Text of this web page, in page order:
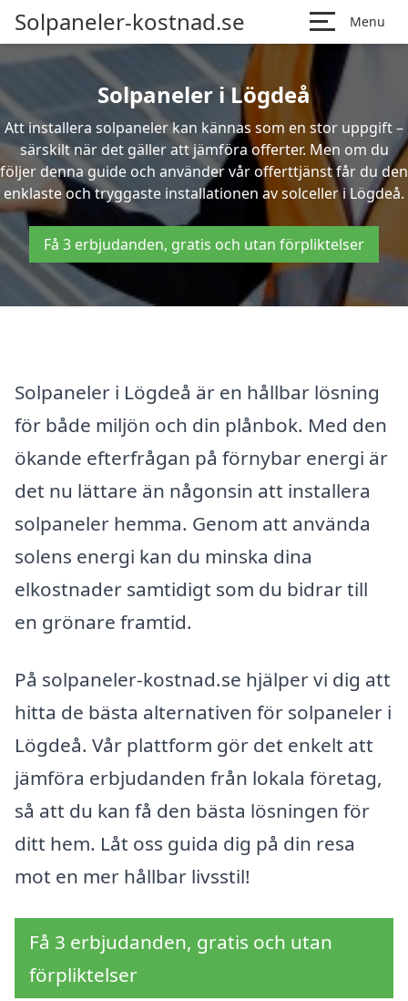
Solpaneler-kostnad.se Menu
Solpaneler i Lögdeå
Att installera solpaneler kan kännas som en stor uppgift –
särskilt när det gäller att jämföra offerter. Men om du
följer denna guide och använder vår offerttjänst får du den
enklaste och tryggaste installationen av solceller i Lögdeå.
Få 3 erbjudanden, gratis och utan förpliktelser
Solpaneler i Lögdeå är en hållbar lösning
för både miljön och din plånbok. Med den
ökande efterfrågan på förnybar energi är
det nu lättare än någonsin att installera
solpaneler hemma. Genom att använda
solens energi kan du minska dina
elkostnader samtidigt som du bidrar till
en grönare framtid.
På solpaneler-kostnad.se hjälper vi dig att
hitta de bästa alternativen för solpaneler i
Lögdeå. Vår plattform gör det enkelt att
jämföra erbjudanden från lokala företag,
så att du kan få den bästa lösningen för
ditt hem. Låt oss guida dig på din resa
mot en mer hållbar livsstil!
Få 3 erbjudanden, gratis och utan
förpliktelser